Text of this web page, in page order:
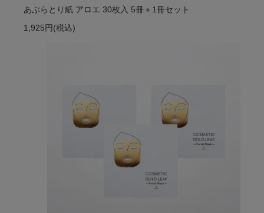
あぶらとり紙 アロエ 30枚入 5冊＋1冊セット
1,925円 (税込)